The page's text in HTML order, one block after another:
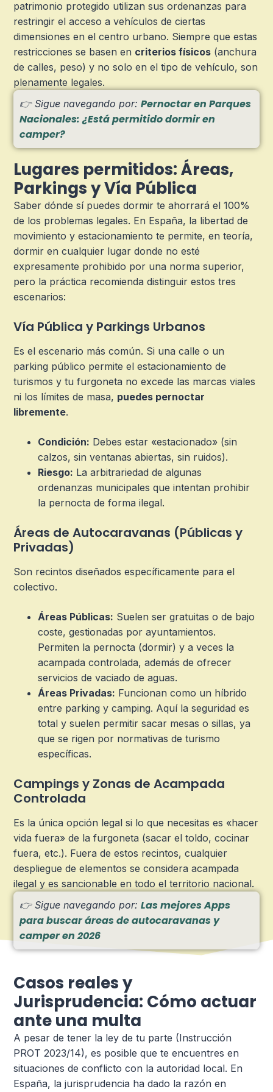
patrimonio protegido utilizan sus ordenanzas para
restringir el acceso a vehículos de ciertas
dimensiones en el centro urbano. Siempre que estas
restricciones se basen en criterios físicos (anchura
de calles, peso) y no solo en el tipo de vehículo, son
plenamente legales.
👉 Sigue navegando por:Pernoctar en Parques
Nacionales: ¿Está permitido dormir en
camper?
Lugares permitidos: Áreas,
Parkings y Vía Pública
Saber dónde sí puedes dormir te ahorrará el 100%
de los problemas legales. En España, la libertad de
movimiento y estacionamiento te permite, en teoría,
dormir en cualquier lugar donde no esté
expresamente prohibido por una norma superior,
pero la práctica recomienda distinguir estos tres
escenarios:
Vía Pública y Parkings Urbanos
Es el escenario más común. Si una calle o un
parking público permite el estacionamiento de
turismos y tu furgoneta no excede las marcas viales
ni los límites de masa, puedes pernoctar
libremente.
Condición: Debes estar «estacionado» (sin
calzos, sin ventanas abiertas, sin ruidos).
Riesgo: La arbitrariedad de algunas
ordenanzas municipales que intentan prohibir
la pernocta de forma ilegal.
Áreas de Autocaravanas (Públicas y
Privadas)
Son recintos diseñados específicamente para el
colectivo.
Áreas Públicas: Suelen ser gratuitas o de bajo
coste, gestionadas por ayuntamientos.
Permiten la pernocta (dormir) y a veces la
acampada controlada, además de ofrecer
servicios de vaciado de aguas.
Áreas Privadas: Funcionan como un híbrido
entre parking y camping. Aquí la seguridad es
total y suelen permitir sacar mesas o sillas, ya
que se rigen por normativas de turismo
específicas.
Campings y Zonas de Acampada
Controlada
Es la única opción legal si lo que necesitas es «hacer
vida fuera» de la furgoneta (sacar el toldo, cocinar
fuera, etc.). Fuera de estos recintos, cualquier
despliegue de elementos se considera acampada
ilegal y es sancionable en todo el territorio nacional.
👉 Sigue navegando por:Las mejores Apps
para buscar áreas de autocaravanas y
camper en 2026
Casos reales y
Jurisprudencia: Cómo actuar
ante una multa
A pesar de tener la ley de tu parte (Instrucción
PROT 2023/14), es posible que te encuentres en
situaciones de conflicto con la autoridad local. En
España, la jurisprudencia ha dado la razón en